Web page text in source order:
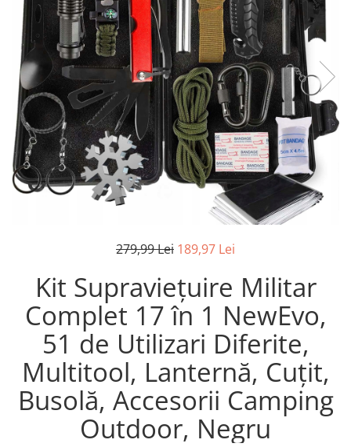
Pistoale de lipit
Termometre bucatarie
Tigai si Seturi
Unelte si aparate de masura
Uscatoare Rufe
Veioze si Lampi
Vopsele si Pigmenti
Perii de par electrice
Uscatoare de par
279,99 Lei 189,97 Lei
Kit Supraviețuire Militar
Complet 17 în 1 NewEvo,
51 de Utilizari Diferite,
Multitool, Lanternă, Cuțit,
Busolă, Accesorii Camping
Outdoor, Negru